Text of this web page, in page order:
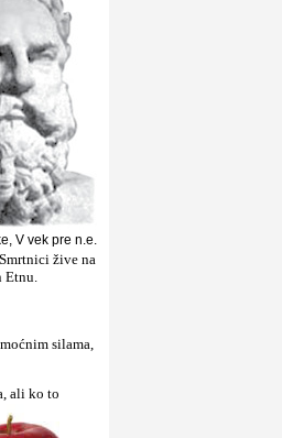
V vek pre n.e.
žive na
Etnu.
silama,
ali ko to